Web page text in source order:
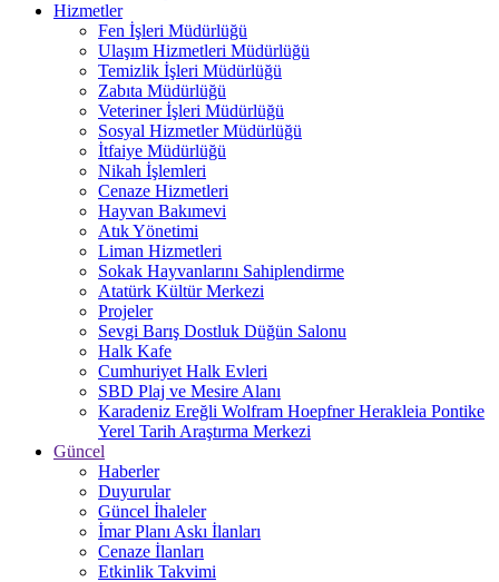
Hizmetler
Fen İşleri Müdürlüğü
Ulaşım Hizmetleri Müdürlüğü
Temizlik İşleri Müdürlüğü
Zabıta Müdürlüğü
Veteriner İşleri Müdürlüğü
Sosyal Hizmetler Müdürlüğü
İtfaiye Müdürlüğü
Nikah İşlemleri
Cenaze Hizmetleri
Hayvan Bakımevi
Atık Yönetimi
Liman Hizmetleri
Sokak Hayvanlarını Sahiplendirme
Atatürk Kültür Merkezi
Projeler
Sevgi Barış Dostluk Düğün Salonu
Halk Kafe
Cumhuriyet Halk Evleri
SBD Plaj ve Mesire Alanı
Karadeniz Ereğli Wolfram Hoepfner Herakleia Pontike
Yerel Tarih Araştırma Merkezi
Güncel
Haberler
Duyurular
Güncel İhaleler
İmar Planı Askı İlanları
Cenaze İlanları
Etkinlik Takvimi